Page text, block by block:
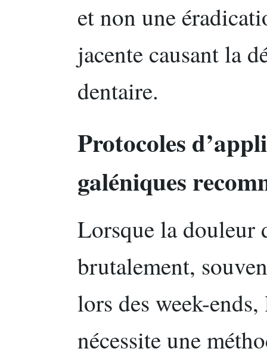
et non une
jacente causant la
dentaire.
Protocoles
galéniques
Lorsque la douleur
brutalement,
lors des week-
nécessite une